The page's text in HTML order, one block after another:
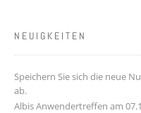
NEUIGKEITEN
Speichern Sie sich die neue
ab.
Albis Anwendertreffen am